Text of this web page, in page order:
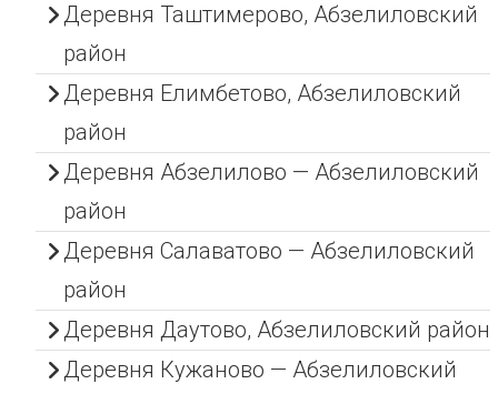
Деревня Таштимерово, Абзелиловский
район
Деревня Елимбетово, Абзелиловский
район
Деревня Абзелилово — Абзелиловский
район
Деревня Салаватово — Абзелиловский
район
Деревня Даутово, Абзелиловский район
Деревня Кужаново — Абзелиловский